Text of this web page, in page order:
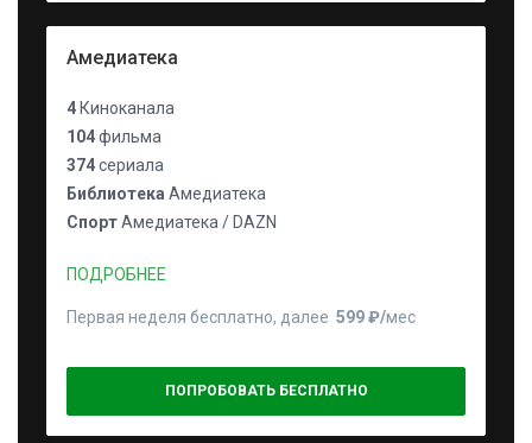
Амедиатека
4 Киноканала
104фильма
374сериала
Библиотека Амедиатека
СпортАмедиатека / DAZN
ПОДРОБНЕЕ
Первая неделя бесплатно, далее 599 ₽⁠/⁠мес
ПОПРОБОВАТЬ БЕСПЛАТНО